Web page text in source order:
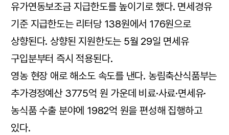
유가연동보조금 지급한도를 높이기로 했다. 면세경유
기준 지급한도는 리터당 138원에서 176원으로
상향된다. 상향된 지원한도는 5월 29일 면세유
구입분부터 즉시 적용된다.
영농 현장 애로 해소도 속도를 낸다. 농림축산식품부는
추가경정예산 3775억 원 가운데 비료·사료·면세유·
농식품 수출 분야에 1982억 원을 편성해 집행하고
있다.